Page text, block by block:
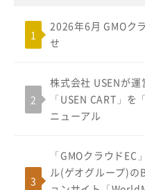
2026年6月 GMOク
せ
株式会社 USENが
「USEN CART」を
ニューアル
「GMOクラウド
ル(ゲオグループ)の